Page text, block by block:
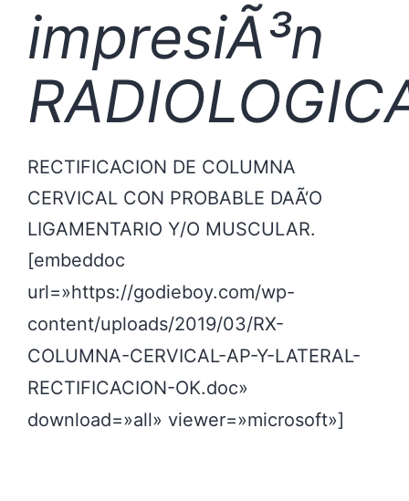
impresiÃ³n
RECTIFICACION DE COLUMNA
CERVICAL CON PROBABLE DAÃ‘O
LIGAMENTARIO Y/O MUSCULAR.
[embeddoc
url=»https://godieboy.com/wp-
content/uploads/2019/03/RX-
COLUMNA-CERVICAL-AP-Y-LATERAL-
RECTIFICACION-OK.doc»
download=»all» viewer=»microsoft»]